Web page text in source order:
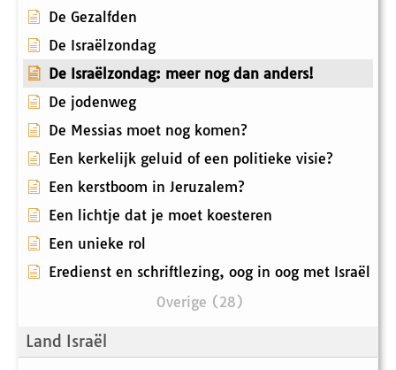
De Gezalfden
De Israëlzondag
De Israëlzondag: meer nog dan anders!
De jodenweg
De Messias moet nog komen?
Een kerkelijk geluid of een politieke visie?
Een kerstboom in Jeruzalem?
Een lichtje dat je moet koesteren
Een unieke rol
Eredienst en schriftlezing, oog in oog met Israël
Overige (28)
Land Israël